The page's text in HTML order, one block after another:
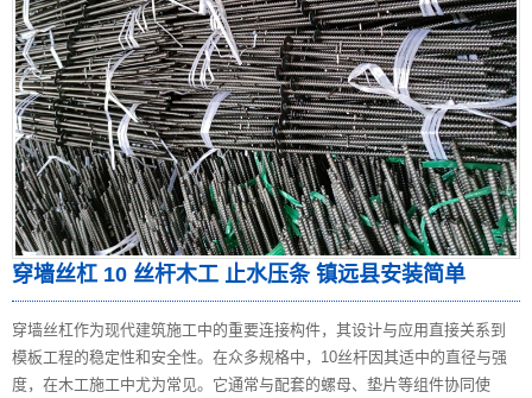
穿墙丝杠 10 丝杆木工 止水压条 镇远县安装简单
穿墙丝杠作为现代建筑施工中的重要连接构件，其设计与应用直接关系到
模板工程的稳定性和安全性。在众多规格中，10丝杆因其适中的直径与强
度，在木工施工中尤为常见。它通常与配套的螺母、垫片等组件协同使